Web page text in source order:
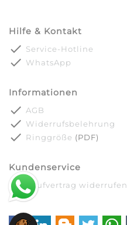
Hilfe & Kontakt
done Service-Hotline
done WhatsApp
Informationen
done AGB
done Widerrufsbelehrung
done Ringgröße (PDF)
Kundenservice
done Kaufvertrag widerrufen